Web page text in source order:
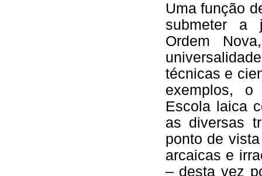
Uma função
submeter a
Ordem
técnicas e
exemplos, o
Escola laica
as diversas
ponto de
arcaicas e
– desta vez